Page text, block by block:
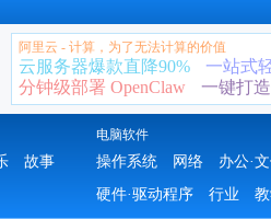
阿里云 - 计算，为了无法计算的价值
云服务器爆款直降90%
一站式
分钟级部署 OpenClaw
一键打
电脑软件
故事
操作系统 网络 办公·
硬件·驱动程序
行业